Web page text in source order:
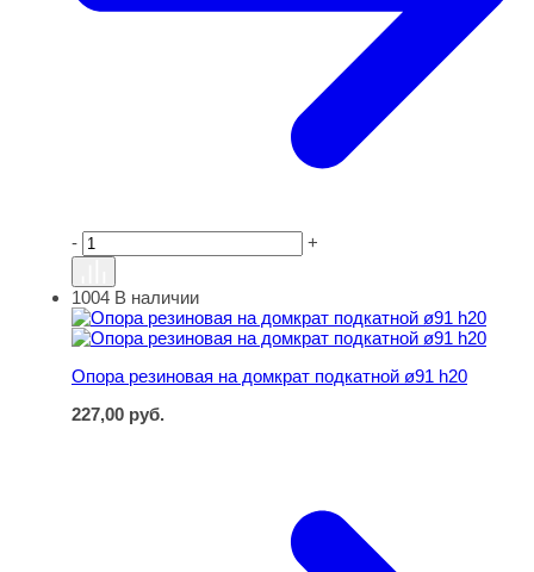
- +
Опора резиновая на домкрат подкатной ø91 h20
1004 В наличии
Опора резиновая на домкрат подкатной ø91 h20
227,00 руб.